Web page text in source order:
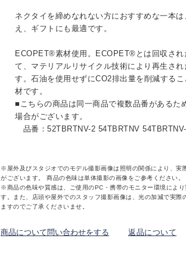
ネクタイを締めなれない方におすすめな一本
え、ギフトにも最適です。
ECOPET®素材使用。ECOPET®とは回収され
て、マテリアルリサイクル技術により再生さ
す。石油を使用せずにCO2排出量を削減する
材です。
■こちらの商品は同一商品で複数品番があるた
場合がございます。
品番：52TBRTNV-2 54TBRTNV
※屋外及びスタジオでのモデル撮影画像は照明の関係により、実
がございます。 商品の色味は単体撮影の画像をご参考ください。
※商品の色味や質感は、ご使用のPC・携帯のモニター環境によ
す。また、店頭や屋外でのスタッフ撮影画像は、光の加減で実際
ますのでご了承くださいませ。
商品について問い合わせをする 返品について